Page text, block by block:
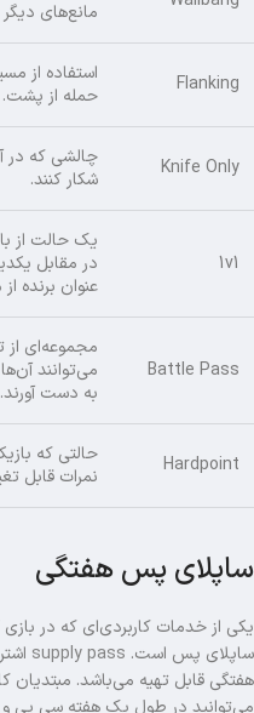
مانع‌های
Flanking
استفاده از
حمله از پشت.
Knife Only
چالشی که در
شکار کنند.
1v1
یک حالت از
در مقابل
عنوان برنده
Battle Pass
مجموعه‌ای از
می‌توانند
به دست آورند.
Hardpoint
حالتی که
نمرات قابل
ساپلای پس هفتگی
یکی از خدمات کاربردی‌ای که در بازی
ساپلای پس است. supply pass
هفتگی قابل تهیه می‌باشد. مبتدیان
می‌توانید در طول یک هفته سی پی و